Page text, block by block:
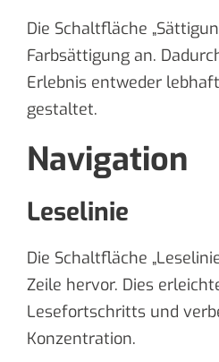
Die Schaltfläche
Farbsättigung an.
Erlebnis entweder
gestaltet.
Navigation
Leselinie
Die Schaltfläche
Zeile hervor. Dies
Lesefortschritts und
Konzentration.